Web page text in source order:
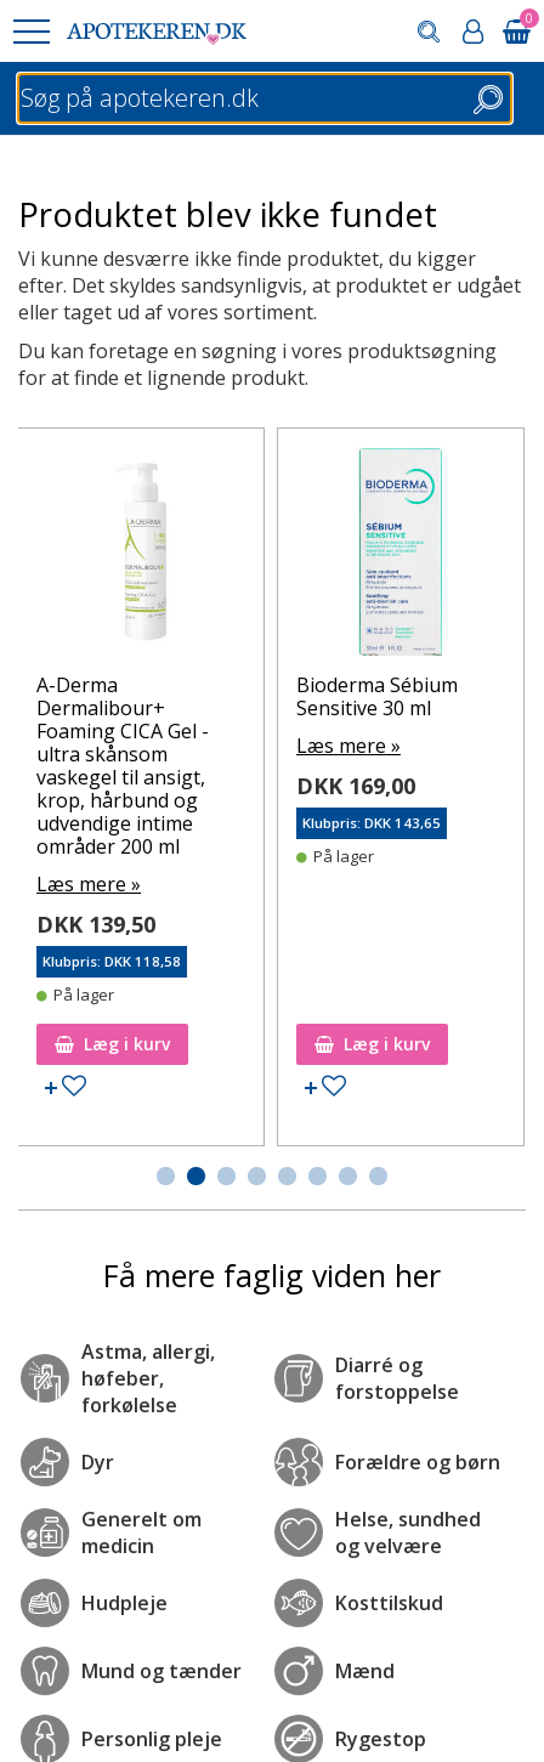
0
Søg
Produktet blev ikke fundet
Vi kunne desværre ikke finde produktet, du kigger
efter. Det skyldes sandsynligvis, at produktet er udgået
eller taget ud af vores sortiment.
Du kan foretage en søgning i vores produktsøgning
for at finde et lignende produkt.
A-Derma
Dermalibour+
Foaming CICA Gel -
ultra skånsom
vaskegel til ansigt,
krop, hårbund og
udvendige intime
områder 200 ml
Læs mere »
DKK 139,50
Klubpris: DKK 118,58
På lager
Læg i kurv
Tilføj til ønskeseddel
Bioderma Sébium
Sensitive 30 ml
Læs mere »
DKK 169,00
Klubpris: DKK 143,65
På lager
Læg i kurv
Tilføj til ønskeseddel
Få mere faglig viden her
Astma, allergi,
høfeber,
forkølelse
Diarré og
forstoppelse
Dyr Forældre og børn
Generelt om
medicin
Helse, sundhed
og velvære
Hudpleje Kosttilskud
Mund og tænder Mænd
Personlig pleje Rygestop